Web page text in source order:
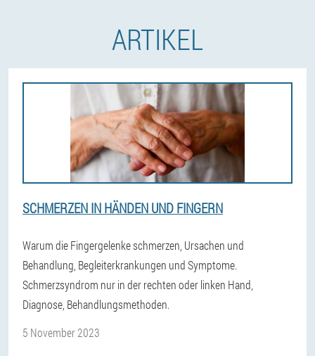
ARTIKEL
SCHMERZEN IN HÄNDEN UND FINGERN
Warum die Fingergelenke schmerzen, Ursachen und
Behandlung, Begleiterkrankungen und Symptome.
Schmerzsyndrom nur in der rechten oder linken Hand,
Diagnose, Behandlungsmethoden.
5 November 2023